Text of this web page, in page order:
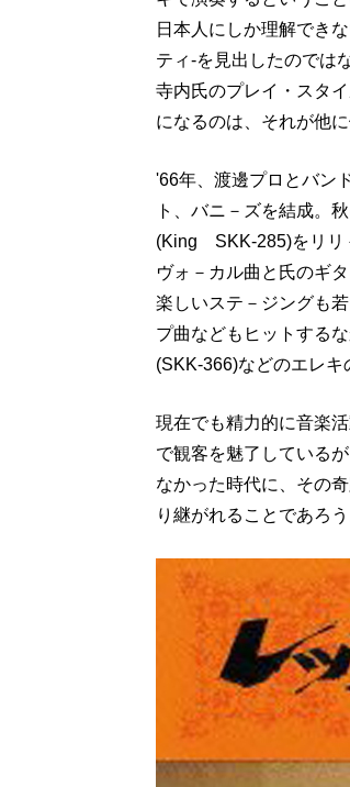
日本人にしか理解でき
ティ-を見出したのでは
寺内氏のプレイ・スタ
になるのは、それが他
'66年、渡邊プロとバン
ト、バニ－ズを結成。
(King SKK-285)をリリ
ヴォ－カル曲と氏のギ
楽しいステ－ジングも
プ曲などもヒットする
(SKK-366)などのエレキ
現在でも精力的に音楽
で観客を魅了している
なかった時代に、その
り継がれることであろう